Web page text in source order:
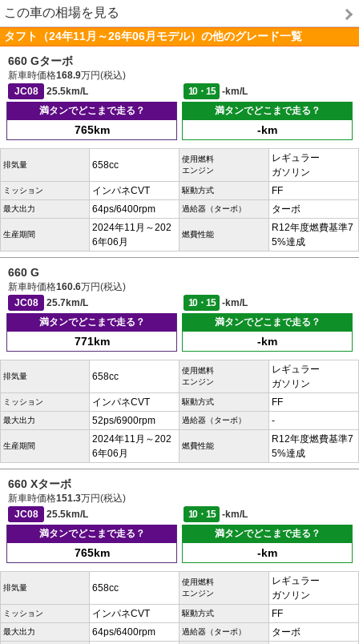
この車の相場を見る
タフト（24年11月～26年06月モデル）の他のグレード一覧
660 Gターボ
新車時価格168.9万円(税込)
JC08
25.5km/L 10・15
-km/L
満タンでどこまで走る？
765km
満タンでどこまで走る？
-km
排気量 658cc
使用燃料
エンジン
レギュラー
ガソリン
ミッション インパネCVT 駆動方式 FF
最大出力 64ps/6400rpm 過給器（ターボ） ターボ
生産期間
2024年11月～202
6年06月
燃費性能
R12年度燃費基準7
5%達成
660 G
新車時価格160.6万円(税込)
JC08
25.7km/L 10・15
-km/L
満タンでどこまで走る？
771km
満タンでどこまで走る？
-km
排気量 658cc
使用燃料
エンジン
レギュラー
ガソリン
ミッション インパネCVT 駆動方式 FF
最大出力 52ps/6900rpm 過給器（ターボ） -
生産期間
2024年11月～202
6年06月
燃費性能
R12年度燃費基準7
5%達成
660 Xターボ
新車時価格151.3万円(税込)
JC08
25.5km/L 10・15
-km/L
満タンでどこまで走る？
765km
満タンでどこまで走る？
-km
排気量 658cc
使用燃料
エンジン
レギュラー
ガソリン
ミッション インパネCVT 駆動方式 FF
最大出力 64ps/6400rpm 過給器（ターボ） ターボ